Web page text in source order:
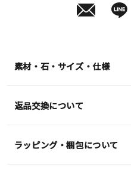
素材・石・サイズ・仕様
返品交換について
ラッピング・梱包について